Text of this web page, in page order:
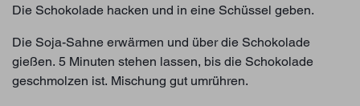
Die Schokolade hacken und in eine Schüssel geben.
Die Soja-Sahne erwärmen und über die Schokolade
gießen. 5 Minuten stehen lassen, bis die Schokolade
geschmolzen ist. Mischung gut umrühren.